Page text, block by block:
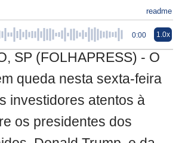
readme
0:00 1.0x
SP (FOLHAPRESS) - O
queda nesta sexta-feira
investidores atentos à
os presidentes dos